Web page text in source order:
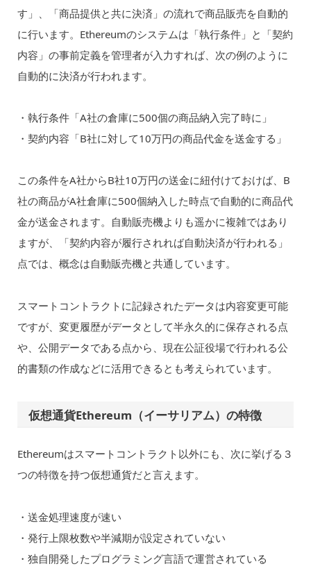
す」、「商品提供と共に決済」の流れで商品販売を自動的
に行います。Ethereumのシステムは「執行条件」と「契約
内容」の事前定義を管理者が入力すれば、次の例のように
自動的に決済が行われます。
・執行条件「A社の倉庫に500個の商品納入完了時に」
・契約内容「B社に対して10万円の商品代金を送金する」
この条件をA社からB社10万円の送金に紐付けておけば、B
社の商品がA社倉庫に500個納入した時点で自動的に商品代
金が送金されます。自動販売機よりも遥かに複雑ではあり
ますが、「契約内容が履行されれば自動決済が行われる」
点では、概念は自動販売機と共通しています。
スマートコントラクトに記録されたデータは内容変更可能
ですが、変更履歴がデータとして半永久的に保存される点
や、公開データである点から、現在公証役場で行われる公
的書類の作成などに活用できるとも考えられています。
仮想通貨Ethereum（イーサリアム）の特徴
Ethereumはスマートコントラクト以外にも、次に挙げる３
つの特徴を持つ仮想通貨だと言えます。
・送金処理速度が速い
・発行上限枚数や半減期が設定されていない
・独自開発したプログラミング言語で運営されている